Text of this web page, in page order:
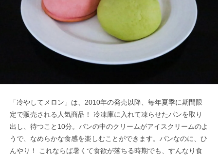
「冷やしてメロン」は、2010年の発売以降、毎年夏季に期間限
定で販売される人気商品！ 冷凍庫に入れて凍らせたパンを取り
出し、待つこと10分。パンの中のクリームがアイスクリームのよ
うで、なめらかな食感を楽しむことができます。パンなのに、ひ
んやり！ これならば暑くて食欲が落ちる時期でも、すんなり食